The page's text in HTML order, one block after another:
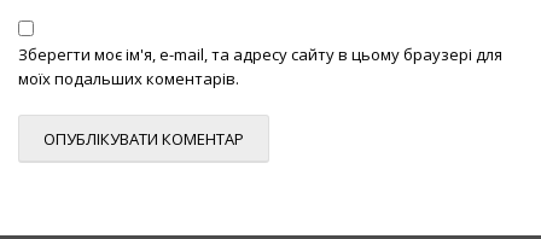
Зберегти моє ім'я, e-mail, та адресу сайту в цьому браузері для
моїх подальших коментарів.